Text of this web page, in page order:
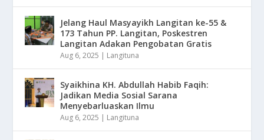
Jelang Haul Masyayikh Langitan ke-55 &
173 Tahun PP. Langitan, Poskestren
Langitan Adakan Pengobatan Gratis
Aug 6, 2025 | Langituna
Syaikhina KH. Abdullah Habib Faqih:
Jadikan Media Sosial Sarana
Menyebarluaskan Ilmu
Aug 6, 2025 | Langituna